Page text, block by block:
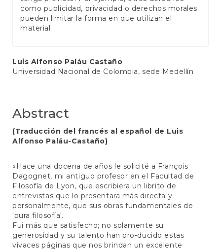
como publicidad, privacidad o derechos morales
pueden limitar la forma en que utilizan el
material.
Main
Article
Luis Alfonso Paláu Castaño
Universidad Nacional de Colombia, sede Medellín
Abstract
(Traducción del francés al español de Luis
Alfonso Paláu-Castaño)
«Hace una docena de años le solicité a François
Dagognet, mi antiguo profesor en el Facultad de
Filosofía de Lyon, que escribiera un librito de
entrevistas que lo presentara más directa y
personalmente, que sus obras fundamentales de
'pura filosofía'.
Fui más que satisfecho; no solamente su
generosidad y su talento han pro-ducido estas
vivaces páginas que nos brindan un excelente